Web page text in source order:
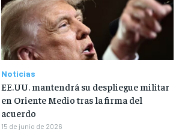
Noticias
EE.UU. mantendrá su despliegue militar
en Oriente Medio tras la firma del
acuerdo
15 de junio de 2026